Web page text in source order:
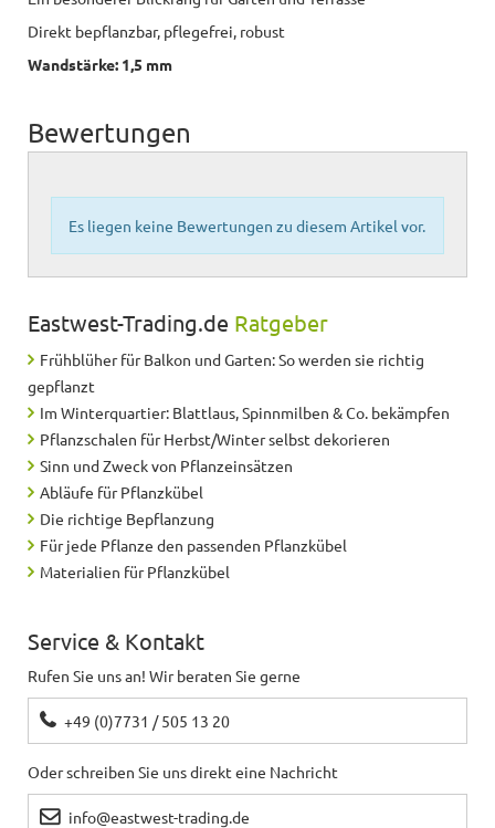
Direkt bepflanzbar, pflegefrei, robust
Wandstärke: 1,5 mm
Bewertungen
Es liegen keine Bewertungen zu diesem Artikel vor.
Eastwest-Trading.de Ratgeber
Frühblüher für Balkon und Garten: So werden sie richtig
gepflanzt
Im Winterquartier: Blattlaus, Spinnmilben & Co. bekämpfen
Pflanzschalen für Herbst/Winter selbst dekorieren
Sinn und Zweck von Pflanzeinsätzen
Abläufe für Pflanzkübel
Die richtige Bepflanzung
Für jede Pflanze den passenden Pflanzkübel
Materialien für Pflanzkübel
Service & Kontakt
Rufen Sie uns an! Wir beraten Sie gerne
+49 (0)7731 / 505 13 20
Oder schreiben Sie uns direkt eine Nachricht
info@eastwest-trading.de